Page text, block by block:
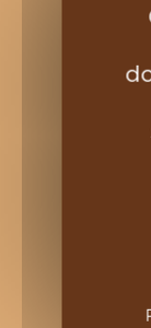
Nos
Nos
Nos
Où
On